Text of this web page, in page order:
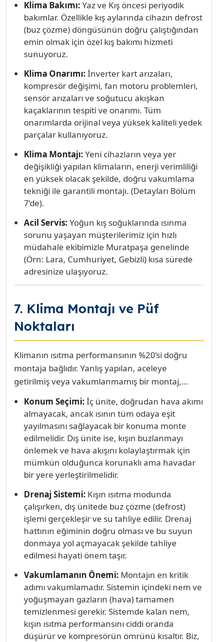
servisiyiz.
Klima Bakımı: Yaz ve Kış öncesi periyodik
bakımlar. Özellikle kış aylarında cihazın defrost
(buz çözme) döngüsünün doğru çalıştığından
emin olmak için özel kış bakımı hizmeti
sunuyoruz.
Klima Onarımı: İnverter kart arızaları,
kompresör değişimi, fan motoru problemleri,
sensör arızaları ve soğutucu akışkan
kaçaklarının tespiti ve onarımı. Tüm
onarımlarda orijinal veya yüksek kaliteli yedek
parçalar kullanıyoruz.
Klima Montajı: Yeni cihazların veya yer
değişikliği yapılan klimaların, enerji verimliliği
en yüksek olacak şekilde, doğru vakumlama
tekniği ile garantili montajı. (Detayları Bölüm
7’de).
Acil Servis: Yoğun kış soğuklarında ısınma
sorunu yaşayan müşterilerimiz için hızlı
müdahale ekibimizle Muratpaşa genelinde
(Örn: Lara, Cumhuriyet, Gebizli) kısa sürede
adresinize ulaşıyoruz.
7. Klima Montajı ve Püf
Noktaları
Klimanın ısıtma performansının %20’si doğru
montaja bağlıdır. Yanlış yapılan, aceleye
getirilmiş veya vakumlanmamış bir montaj,
cihazın kış aylarında beklenen ısıyı vermemesine
ve gaz basıncının kısa sürede düşmesine neden
olur. Muratpaşa Klima Servisi, montajda
maksimum verimlilik için şu püf noktalarını
titizlikle uygular:
Konum Seçimi: İç ünite, doğrudan hava akımı
almayacak, ancak ısının tüm odaya eşit
yayılmasını sağlayacak bir konuma monte
edilmelidir. Dış ünite ise, kışın buzlanmayı
önlemek ve hava akışını kolaylaştırmak için
mümkün olduğunca korunaklı ama havadar
bir yere yerleştirilmelidir.
Drenaj Sistemi: Kışın ısıtma modunda
çalışırken, dış ünitede buz çözme (defrost)
işlemi gerçekleşir ve su tahliye edilir. Drenaj
hattının eğiminin doğru olması ve bu suyun
donmaya yol açmayacak şekilde tahliye
edilmesi hayati önem taşır.
Vakumlamanın Önemi: Montajın en kritik
adımı vakumlamadır. Sistemin içindeki nem ve
yoğuşmayan gazların (hava) tamamen
temizlenmesi gerekir. Sistemde kalan nem,
kışın ısıtma performansını ciddi oranda
düşürür ve kompresörün ömrünü kısaltır. Biz,